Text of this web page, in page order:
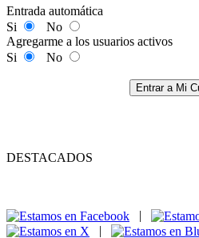
Entrada automática
Si
No
Agregarme a los usuarios activos
Si
No
Entrar a Mi
DESTACADOS
|
|